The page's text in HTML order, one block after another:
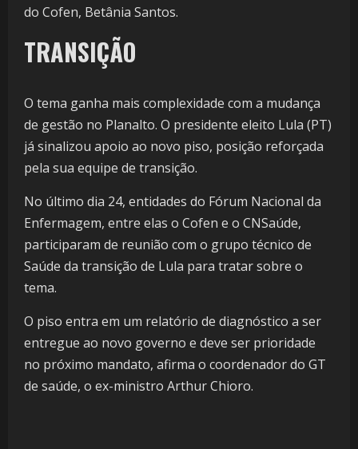
do Cofen, Betânia Santos.
TRANSIÇÃO
O tema ganha mais complexidade com a mudança
de gestão no Planalto. O presidente eleito Lula (PT)
já sinalizou apoio ao novo piso, posição reforçada
pela sua equipe de transição.
No último dia 24, entidades do Fórum Nacional da
Enfermagem, entre elas o Cofen e o CNSaúde,
participaram de reunião com o grupo técnico de
Saúde da transição de Lula para tratar sobre o
tema.
O piso entra em um relatório de diagnóstico a ser
entregue ao novo governo e deve ser prioridade
no próximo mandato, afirma o coordenador do GT
de saúde, o ex-ministro Arthur Chioro.